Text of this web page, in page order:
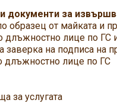
документи за
образец от майката и
длъжностно лице по ГС
заверка на подписа на
длъжностно лице по ГС
за услугата